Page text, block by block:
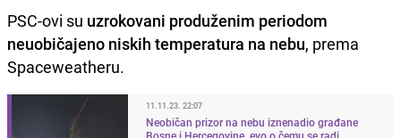
PSC-ovi su uzrokovani produženim periodom
neuobičajeno niskih temperatura na nebu, prema
Spaceweatheru.
11.11.23. 22:07
Neobičan prizor na nebu iznenadio građane
Bosne i Hercegovine, evo o čemu se radi